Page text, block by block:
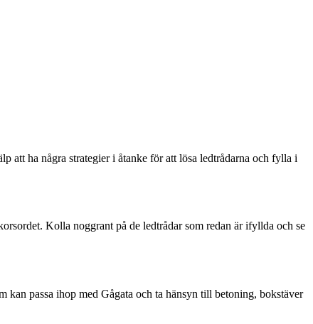
att ha några strategier i åtanke för att lösa ledtrådarna och fylla i
Kolla noggrant på de ledtrådar som redan är ifyllda och se
passa ihop med Gågata och ta hänsyn till betoning, bokstäver